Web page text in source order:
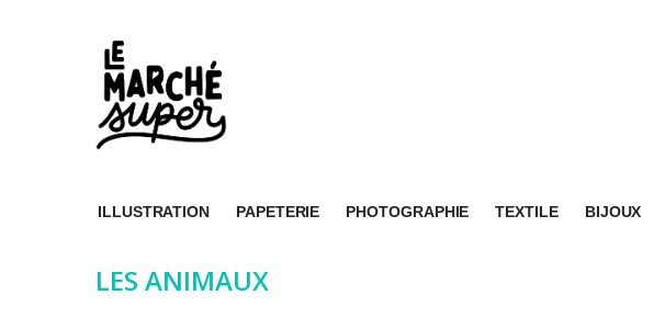
ILLUSTRATION PAPETERIE PHOTOGRAPHIE TEXTILE BIJOUX
LES ANIMAUX